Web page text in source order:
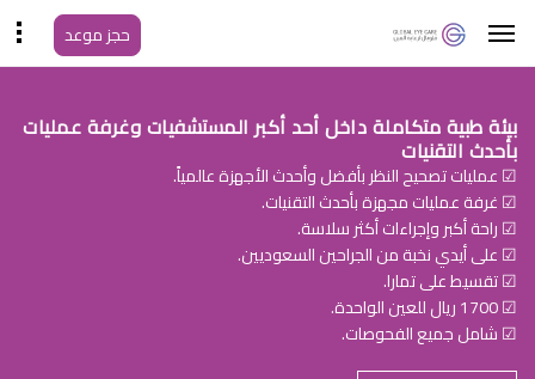
حجز موعد
بيئة طبية متكاملة داخل أحد أكبر المستشفيات وغرفة عمليات
بأحدث التقنيات
☑ عمليات تصحيح النظر بأفضل وأحدث الأجهزة عالمياً.
☑ غرفة عمليات مجهزة بأحدث التقنيات.
☑ راحة أكبر وإجراءات أكثر سلاسة.
☑ على أيدي نخبة من الجراحين السعوديين.
☑ تقسيط على تمارا.
☑ 1700 ريال للعين الواحدة.
☑ شامل جميع الفحوصات.